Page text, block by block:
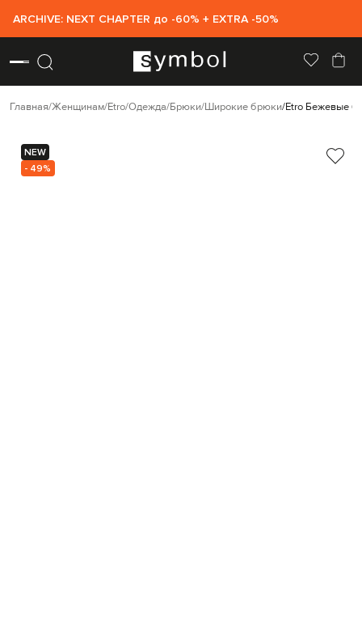
ARCHIVE: NEXT CHAPTER до -60% + EXTRA -50%
Главная Женщинам Etro Одежда Брюки Широкие брюки Etro Бежевые
NEW
- 49%